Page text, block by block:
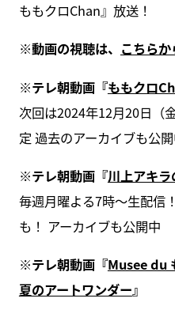
ももクロChan』放送！
※動画の視聴は、 こちらか
※テレ朝動画『ももクロ
次回は2024年12月20日（
定 過去のアーカイブも公開
※テレ朝動画『川上アキ
毎週月曜よる7時〜生配信
も！ アーカイブも公開中
※テレ朝動画『Musee du
夏のアートワンダー』